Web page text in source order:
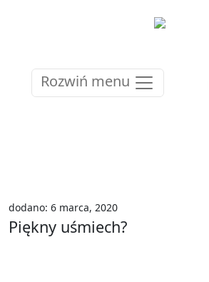
Rozwiń menu
dodano: 6 marca, 2020
Piękny uśmiech?